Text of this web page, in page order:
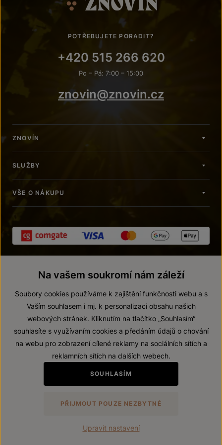
POTŘEBUJETE PORADIT?
+420 515 266 620
Po – Pá: 7:00 – 15:00
znovin@znovin.cz
ZNOVÍN
SLUŽBY
VŠE O NÁKUPU
© 2026 ZNOVÍN ZNOJMO, a. s.
Prohlášení o přístupnosti
Zákaz prodeje alkoholických nápojů osobám mladším 18 let.
VytvořilwebProgress
Na vašem soukromí nám záleží
Soubory cookies používáme k zajištění funkčnosti webu a s
Vaším souhlasem i mj. k personalizaci obsahu našich
webových stránek. Kliknutím na tlačítko „Souhlasím“
souhlasíte s využívaním cookies a předáním údajů o chování
na webu pro zobrazení cílené reklamy na sociálních sítích a
reklamních sítích na dalších webech.
SOUHLASÍM
PŘIJMOUT POUZE NEZBYTNÉ
Upravit nastavení